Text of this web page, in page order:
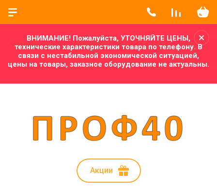
ВНИМАНИЕ! Пожалуйста, УТОЧНЯЙТЕ ЦЕНЫ,
технические характеристики товара по телефону. В
связи с нестабильной экономической ситуацией,
цены на товары, заказное оборудование не актуальны.
Акции